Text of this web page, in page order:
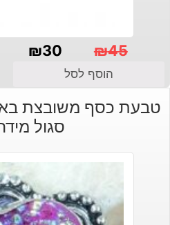
₪45
המקורי
היה:
₪30
הנוכחי
הוא:
הוסף לסל
טבעת כסף משובצת
סגול מידה: